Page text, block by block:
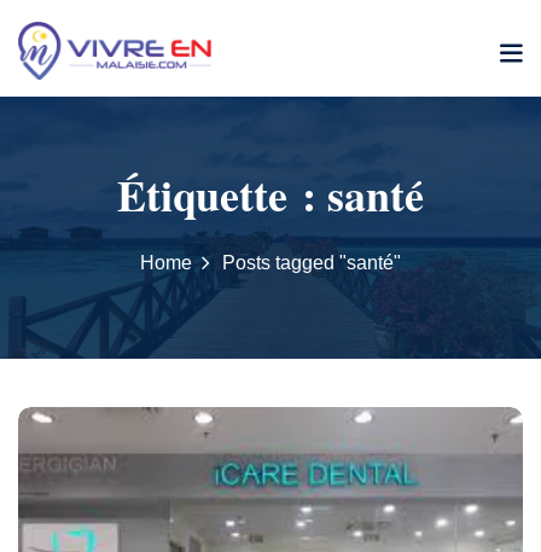
content
Étiquette : santé
Home Posts tagged "santé"